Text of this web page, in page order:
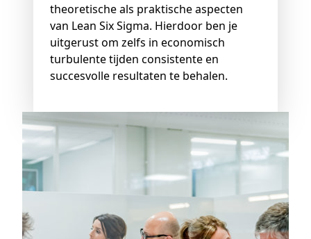
theoretische als praktische aspecten
van Lean Six Sigma. Hierdoor ben je
uitgerust om zelfs in economisch
turbulente tijden consistente en
succesvolle resultaten te behalen.